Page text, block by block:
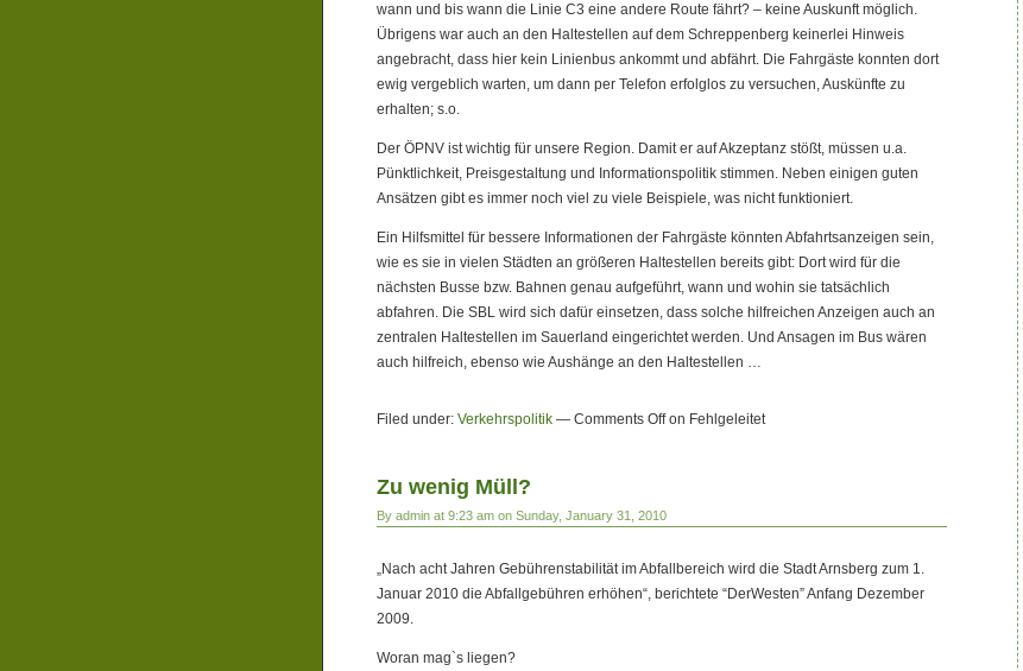
wann und bis wann die Linie C3 eine andere Route fährt? – keine Auskunft möglich.
Übrigens war auch an den Haltestellen auf dem Schreppenberg keinerlei Hinweis
angebracht, dass hier kein Linienbus ankommt und abfährt. Die Fahrgäste konnten dort
ewig vergeblich warten, um dann per Telefon erfolglos zu versuchen, Auskünfte zu
erhalten; s.o.
Der ÖPNV ist wichtig für unsere Region. Damit er auf Akzeptanz stößt, müssen u.a.
Pünktlichkeit, Preisgestaltung und Informationspolitik stimmen. Neben einigen guten
Ansätzen gibt es immer noch viel zu viele Beispiele, was nicht funktioniert.
Ein Hilfsmittel für bessere Informationen der Fahrgäste könnten Abfahrtsanzeigen sein,
wie es sie in vielen Städten an größeren Haltestellen bereits gibt: Dort wird für die
nächsten Busse bzw. Bahnen genau aufgeführt, wann und wohin sie tatsächlich
abfahren. Die SBL wird sich dafür einsetzen, dass solche hilfreichen Anzeigen auch an
zentralen Haltestellen im Sauerland eingerichtet werden. Und Ansagen im Bus wären
auch hilfreich, ebenso wie Aushänge an den Haltestellen …
Filed under: Verkehrspolitik — Comments Offon Fehlgeleitet
Zu wenig Müll?
By admin at 9:23 am on Sunday, January 31, 2010
„Nach acht Jahren Gebührenstabilität im Abfallbereich wird die Stadt Arnsberg zum 1.
Januar 2010 die Abfallgebühren erhöhen“, berichtete “DerWesten” Anfang Dezember
2009.
Woran mag`s liegen?